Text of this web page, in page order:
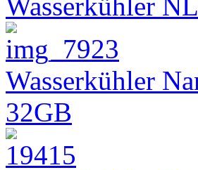
Wasserkühler
32GB